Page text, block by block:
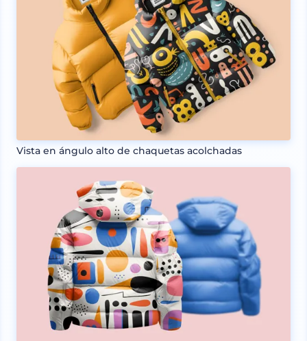
Vista en ángulo alto de chaquetas acolchadas